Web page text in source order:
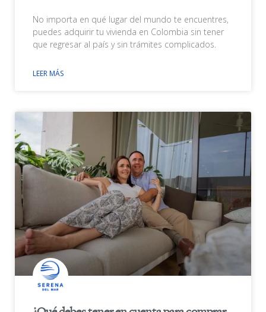
No importa en qué lugar del mundo te encuentres,
puedes adquirir tu vivienda en Colombia sin tener
que regresar al país y sin trámites complicados.
LEER MÁS